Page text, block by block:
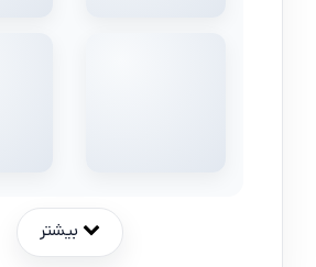
بیشتر